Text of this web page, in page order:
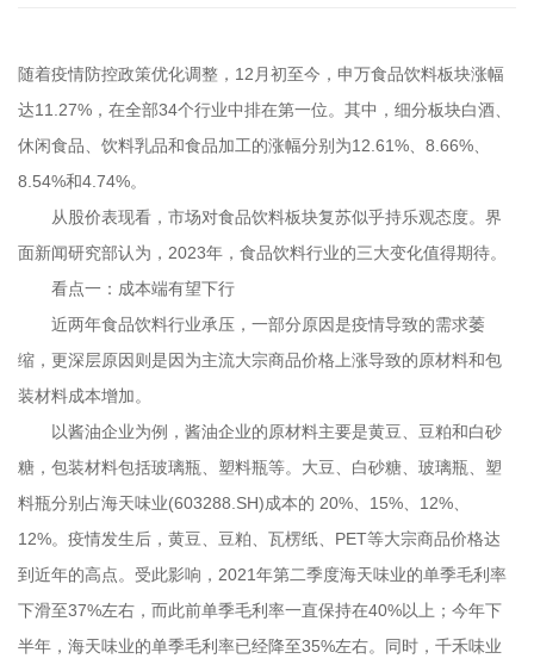
随着疫情防控政策优化调整，12月初至今，申万食品饮料板块涨幅
达11.27%，在全部34个行业中排在第一位。其中，细分板块白酒、
休闲食品、饮料乳品和食品加工的涨幅分别为12.61%、8.66%、
8.54%和4.74%。
从股价表现看，市场对食品饮料板块复苏似乎持乐观态度。界
面新闻研究部认为，2023年，食品饮料行业的三大变化值得期待。
看点一：成本端有望下行
近两年食品饮料行业承压，一部分原因是疫情导致的需求萎
缩，更深层原因则是因为主流大宗商品价格上涨导致的原材料和包
装材料成本增加。
以酱油企业为例，酱油企业的原材料主要是黄豆、豆粕和白砂
糖，包装材料包括玻璃瓶、塑料瓶等。大豆、白砂糖、玻璃瓶、塑
料瓶分别占海天味业(603288.SH)成本的 20%、15%、12%、
12%。疫情发生后，黄豆、豆粕、瓦楞纸、PET等大宗商品价格达
到近年的高点。受此影响，2021年第二季度海天味业的单季毛利率
下滑至37%左右，而此前单季毛利率一直保持在40%以上；今年下
半年，海天味业的单季毛利率已经降至35%左右。同时，千禾味业